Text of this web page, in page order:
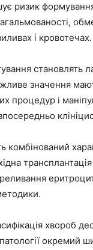
ризик
і кровотечах.
становлять
значення
процедур і
комбінований
хвороб
патології окремий